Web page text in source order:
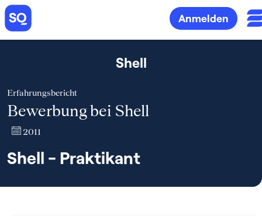
Anmelden
Shell
Erfahrungsbericht
Bewerbung bei Shell
2011
Shell - Praktikant